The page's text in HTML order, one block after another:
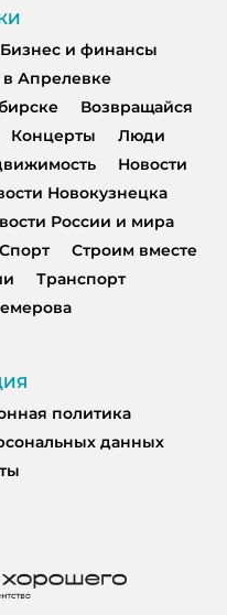
Бизнес и финансы
Апрелевке
Возвращайся
Концерты
Люди
Новости
Новокузнецка
России и мира
Спорт
Строим вместе
Транспорт
политика
данных